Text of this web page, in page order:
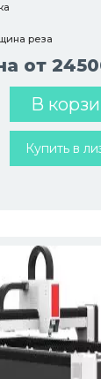
реза
от
В
Купить в